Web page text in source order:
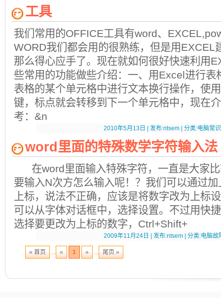
工具
我们常用的OFFICE工具有word、
WORD我们都会用的很熟练，但是用EXCEL
那么得心应手了。现在就如何很好快速利用
些常用的功能做些介绍：一、用Excel进行表
表格的某个单元格中进行文本换行操作，使
键，标点就会转移到下一个单元格中，现在
考：&n
2010年5月13日 | 发布:ntsem | 分类:电脑常
word里面的特殊数学字符输入法
在word里面输入特殊字符，一直是大家比
要输入N次方怎么输入呢！？我们可以通
上标，说法不正确，应该是将数字改为上标
可以从字体对话框中，选择设置。不过用快
选择要更改为上标的数字，Ctrl+Shift+
2009年11月24日 | 发布:ntsem | 分类:电脑故
« 首页 ... « 1 » ... 尾页 »